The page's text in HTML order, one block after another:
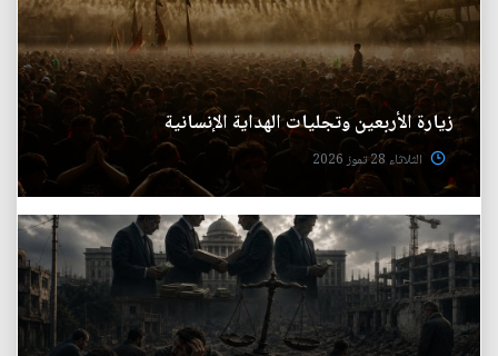
زيارة الأربعين وتجليات الهداية الإنسانية
الثلاثاء 28 تموز 2026